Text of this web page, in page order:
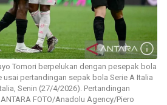
Tomori berpelukan dengan pesepak bola
usai pertandingan sepak bola Serie A Italia
Senin (27/4/2026). Pertandingan
FOTO/Anadolu Agency/Piero